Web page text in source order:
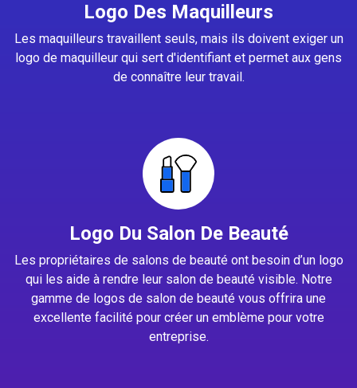
Logo Des Maquilleurs
Les maquilleurs travaillent seuls, mais ils doivent exiger un
logo de maquilleur qui sert d'identifiant et permet aux gens
de connaître leur travail.
Logo Du Salon De Beauté
Les propriétaires de salons de beauté ont besoin d’un logo
qui les aide à rendre leur salon de beauté visible. Notre
gamme de logos de salon de beauté vous offrira une
excellente facilité pour créer un emblème pour votre
entreprise.